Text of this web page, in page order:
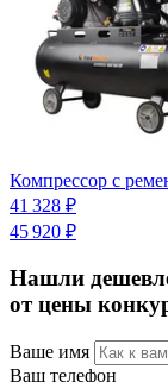
Компрессор с
41 328 ₽
45 920 ₽
Нашли
от цены
Ваше имя
Ваш телефон